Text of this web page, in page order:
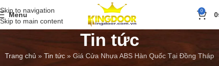
Skip to navigation
Skip to main content
Menu 0 0
Tin tức
Trang chủ » Tin tức » Giá Cửa Nhựa ABS Hàn Quốc Tại Đồng Tháp